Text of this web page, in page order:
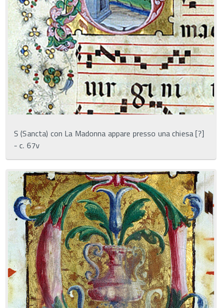
S (Sancta) con La Madonna appare presso una chiesa [?]
- c. 67v